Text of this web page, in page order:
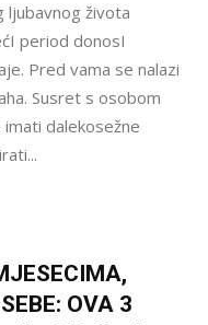
ljubavnog života
period donosI
Pred vama se nalazi
Susret s osobom
dalekosežne
OVA 3